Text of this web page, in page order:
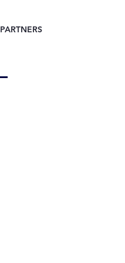
PARTNERS